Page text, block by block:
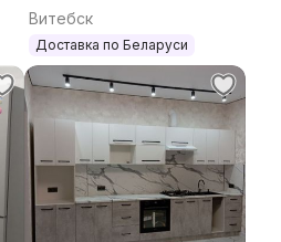
ЛЮБОЙ РАЗМЕР.
Витебск
Доставка по Беларуси